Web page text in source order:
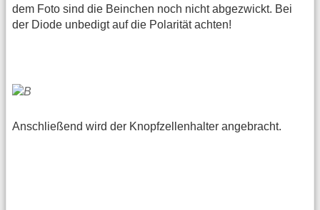
dem Foto sind die Beinchen noch nicht abgezwickt. Bei
der Diode unbedigt auf die Polarität achten!
Anschließend wird der Knopfzellenhalter angebracht.